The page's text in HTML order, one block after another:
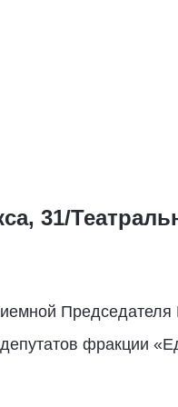
31/
фракции